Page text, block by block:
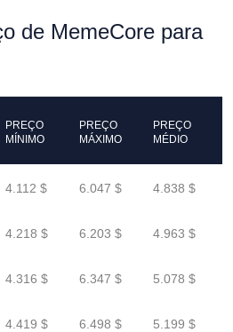
de MemeCore para
PREÇO
MÍNIMO
PREÇO
MÁXIMO
PREÇO
MÉDIO
4.112 $ 6.047 $ 4.838 $
4.218 $ 6.203 $ 4.963 $
4.316 $ 6.347 $ 5.078 $
4.419 $ 6.498 $ 5.199 $